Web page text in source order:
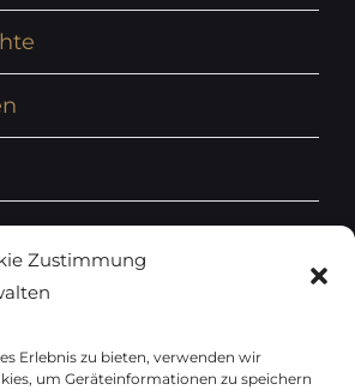
Zustimmung
Erlebnis zu bieten, verwenden wir
um Geräteinformationen zu speichern